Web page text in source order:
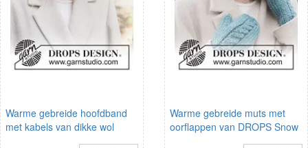
Warme gebreide hoofdband
met kabels van dikke wol
Warme gebreide muts met
oorflappen van DROPS Snow